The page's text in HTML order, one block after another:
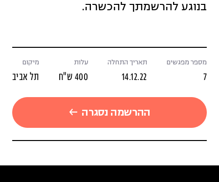
בנוגע להרשמתך להכשרה.
מספר מפגשים
7
תאריך התחלה
14.12.22
עלות
400 ש"ח
מיקום
תל אביב
ההרשמה נסגרה